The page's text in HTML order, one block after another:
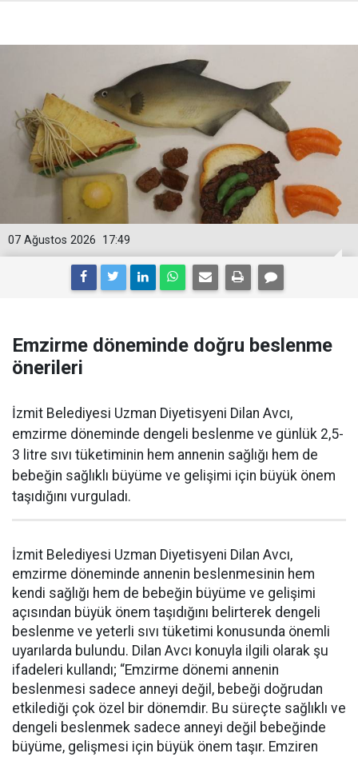
17:49
07 Ağustos 2026
Emzirme döneminde doğru beslenme
önerileri
İzmit Belediyesi Uzman Diyetisyeni Dilan Avcı,
emzirme döneminde dengeli beslenme ve günlük 2,5-
3 litre sıvı tüketiminin hem annenin sağlığı hem de
bebeğin sağlıklı büyüme ve gelişimi için büyük önem
taşıdığını vurguladı.
İzmit Belediyesi Uzman Diyetisyeni Dilan Avcı,
emzirme döneminde annenin beslenmesinin hem
kendi sağlığı hem de bebeğin büyüme ve gelişimi
açısından büyük önem taşıdığını belirterek dengeli
beslenme ve yeterli sıvı tüketimi konusunda önemli
uyarılarda bulundu. Dilan Avcı konuyla ilgili olarak şu
ifadeleri kullandı; “Emzirme dönemi annenin
beslenmesi sadece anneyi değil, bebeği doğrudan
etkilediği çok özel bir dönemdir. Bu süreçte sağlıklı ve
dengeli beslenmek sadece anneyi değil bebeğinde
büyüme, gelişmesi için büyük önem taşır. Emziren